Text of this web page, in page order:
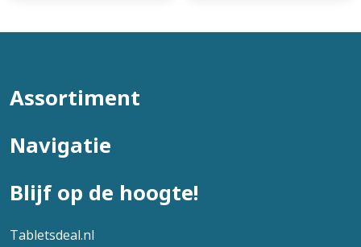
Assortiment
Navigatie
Blijf op de hoogte!
Tabletsdeal.nl